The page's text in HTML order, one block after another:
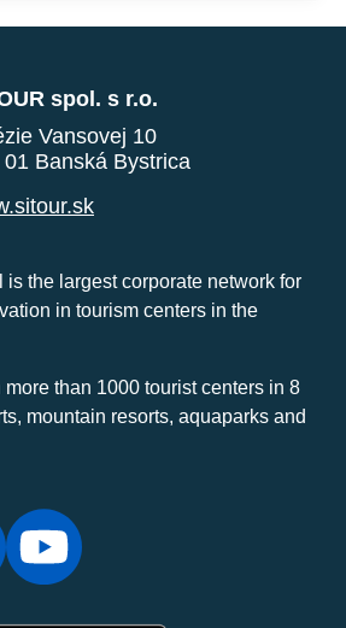
spol. s r.o.
Vansovej 10
01 Banská Bystrica
is the largest corporate network for
in tourism centers in the
than 1000 tourist centers in 8
mountain resorts, aquaparks and